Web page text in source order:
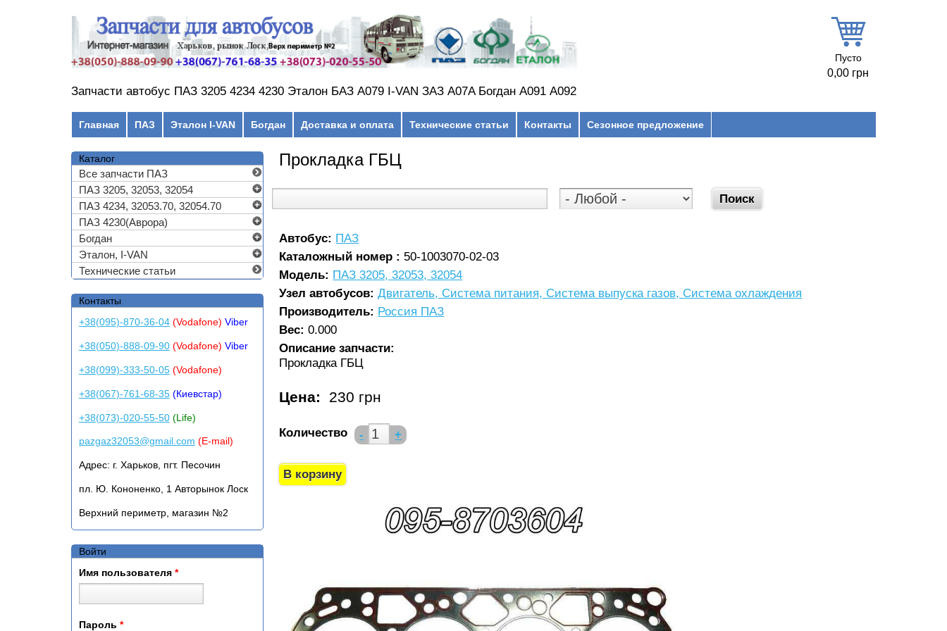
Пусто
0,00 грн
Запчасти автобус ПАЗ 3205 4234 4230 Эталон БАЗ А079 I-VAN ЗАЗ A07A Богдан А091 А092
Главная ПАЗ Эталон I-VAN Богдан Доставка и оплата Технические статьи Контакты Сезонное предложение
Прокладка ГБЦ
Автобус: ПАЗ
Каталожный номер : 50-1003070-02-03
Модель: ПАЗ 3205, 32053, 32054
Узел автобусов:Двигатель, Система питания, Система выпуска газов, Система охлаждения
Производитель: Россия ПАЗ
Вес:0.000
Описание запчасти:
Прокладка ГБЦ
Цена: 230 грн
Количество - +
Каталог
Все запчасти ПАЗ
ПАЗ 3205, 32053, 32054
ПАЗ 4234, 32053.70, 32054.70
ПАЗ 4230(Аврора)
Богдан
Эталон, I-VAN
Технические статьи
Контакты
+38(095)-870-36-04(Vodafone) Viber
+38(050)-888-09-90(Vodafone) Viber
+38(099)-333-50-05(Vodafone)
+38(067)-761-68-35(Киевстар)
+38(073)-020-55-50(Life)
pazgaz32053@gmail.com (E-mail)
Адрес: г. Харьков, пгт. Песочин
пл. Ю. Кононенко, 1 Авторынок Лоск
Верхний периметр, магазин №2
Войти
Имя пользователя *
Пароль *